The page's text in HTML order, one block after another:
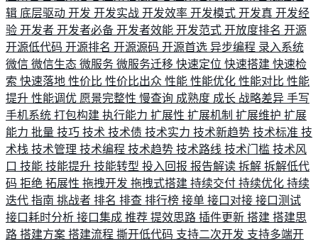
辑 底层驱动 开发 开发实战 开发效率 开发模式 开发真 开发经
验 开发者 开发者必备 开发者效能 开发范式 开放度排名 开源
开源低代码 开源排名 开源源码 开源首选 异步编程 录入系统
微信 微信生态 微服务 微服务迁移 快速定位 快速搭建 快速检
索 快速落地 性价比 性价比出众 性能 性能优化 性能对比 性能
提升 性能调优 愿景完整性 慢查询 成熟度 成长 战略差异 手写
手机系统 打包构建 执行能力 扩展性 扩展机制 扩展维护 扩展
能力 批量 技巧 技术 技术债 技术实力 技术新趋势 技术标准 技
术栈 技术管理 技术编程 技术趋势 技术路线 技术门槛 技术风
口 技能 技能提升 技能转型 投入回报 报告解读 拆解 拆解低代
码 拒绝 拓展性 拖拽开发 拖拽式搭建 持续交付 持续优化 持续
迭代 指南 挑战者 排名 排查 排行榜 接单 接口对接 接口测试
接口耗时分析 接口集成 推荐 提效思路 插件更新 搭建 搭建思
路 搭建方案 搭建流程 撕开低代码 支持二次开发 支持多端开